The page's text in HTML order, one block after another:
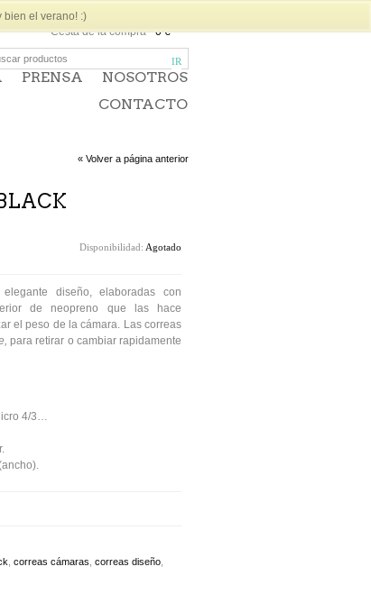
Cesta de la compra-0 €
PRENSA
NOSOTROS
CONTACTO
« Volver a página anterior
Disponibilidad: Agotado
diseño, elaboradas con
de neopreno que las hace
el peso de la cámara. Las correas
para retirar o cambiar rapidamente
4/3…
correas cámaras correas diseño
bien el verano! :)